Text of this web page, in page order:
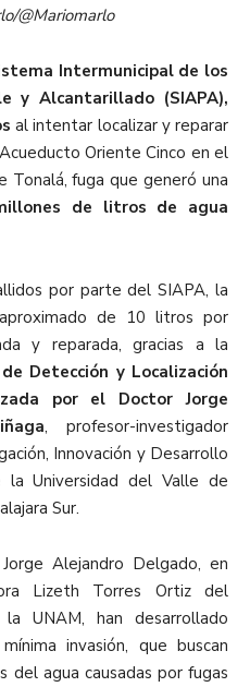
@Mariomarlo
Intermunicipal de los
y Alcantarillado (SIAPA),
al intentar localizar y reparar
Oriente Cinco en el
Tonalá, fuga que generó una
de litros de agua
por parte del SIAPA, la
de 10 litros por
y reparada, gracias a la
Detección y Localización
por el Doctor Jorge
, profesor-investigador
Innovación y Desarrollo
la Universidad del Valle de
Sur.
Alejandro Delgado, en
Lizeth Torres Ortiz del
UNAM, han desarrollado
invasión, que buscan
del agua causadas por fugas